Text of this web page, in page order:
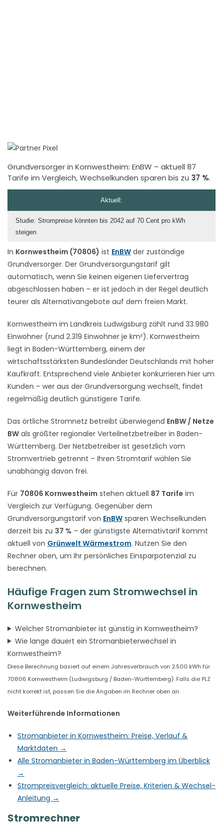
Grundversorger in Kornwestheim: EnBW – aktuell 87
Tarife im Vergleich, Wechselkunden sparen bis zu 37 %.
In Kornwestheim (70806) ist EnBW der zuständige
Grundversorger. Der Grundversorgungstarif gilt
automatisch, wenn Sie keinen eigenen Liefervertrag
abgeschlossen haben – er ist jedoch in der Regel deutlich
teurer als Alternativangebote auf dem freien Markt.
Kornwestheim im Landkreis Ludwigsburg zählt rund 33.980
Einwohner (rund 2.319 Einwohner je km²). Kornwestheim
liegt in Baden-Württemberg, einem der
wirtschaftsstärksten Bundesländer Deutschlands mit hoher
Kaufkraft. Entsprechend viele Anbieter konkurrieren hier um
Kunden – wer aus der Grundversorgung wechselt, findet
regelmäßig deutlich günstigere Tarife.
Das örtliche Stromnetz betreibt überwiegend EnBW / Netze
BW als größter regionaler Verteilnetzbetreiber in Baden-
Württemberg. Der Netzbetreiber ist gesetzlich vom
Stromvertrieb getrennt – Ihren Stromtarif wählen Sie
unabhängig davon frei.
Für 70806 Kornwestheim stehen aktuell 87 Tarife im
Vergleich zur Verfügung. Gegenüber dem
Grundversorgungstarif von EnBW sparen Wechselkunden
derzeit bis zu 37 % – der günstigste Alternativtarif kommt
aktuell von Grünwelt Wärmestrom. Nutzen Sie den
Rechner oben, um Ihr persönliches Einsparpotenzial zu
berechnen.
Häufige Fragen zum Stromwechsel in
Kornwestheim
Welcher Stromanbieter ist günstig in Kornwestheim?
Wie lange dauert ein Stromanbieterwechsel in
Kornwestheim?
Diese Berechnung basiert auf einem Jahresverbrauch von 2.500 kWh für
70806 Kornwestheim (Ludwigsburg / Baden-Württemberg). Falls die PLZ
nicht korrekt ist, passen Sie die Angaben im Rechner oben an.
Weiterführende Informationen
Stromanbieter in Kornwestheim: Preise, Verlauf &
Marktdaten →
Alle Stromanbieter in Baden-Württemberg im Überblick
→
Strompreisvergleich: aktuelle Preise, Kriterien & Wechsel-
Anleitung →
Aktuell:
Studie: Strompreise könnten bis 2042 auf 70 Cent pro kWh
steigen
Stromrechner